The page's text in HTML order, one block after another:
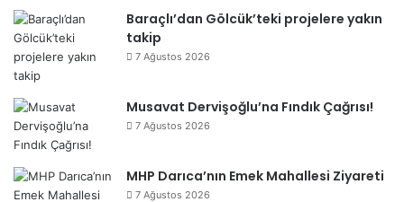
Baraçlı’dan Gölcük’teki projelere yakın
takip
7 Ağustos 2026
Musavat Dervişoğlu’na Fındık Çağrısı!
7 Ağustos 2026
MHP Darıca’nın Emek Mahallesi Ziyareti
7 Ağustos 2026